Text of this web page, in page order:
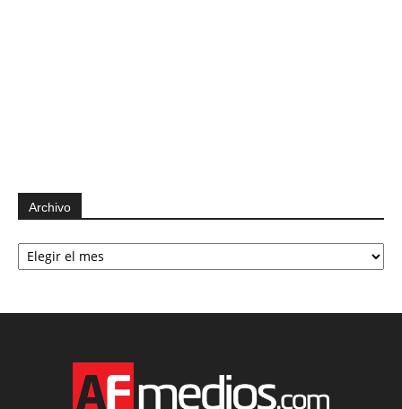
Archivo
Archivo